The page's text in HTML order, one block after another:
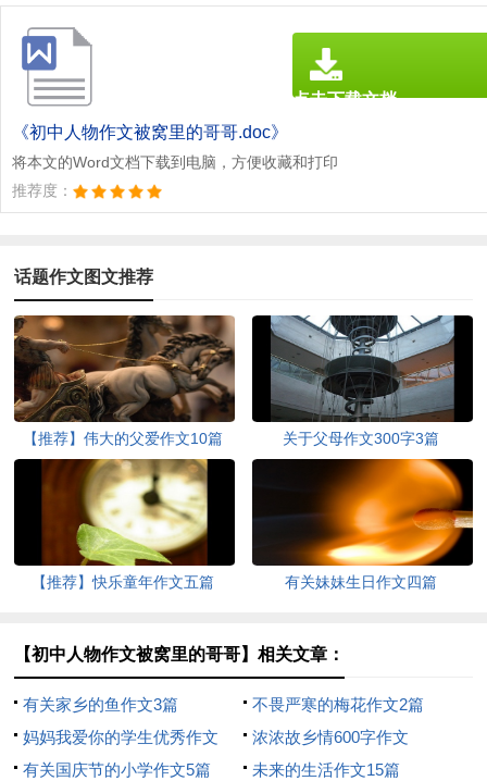
《初中人物作文被窝里的哥哥.doc》
将本文的Word文档下载到电脑，方便收藏和打印
推荐度：
点击下载文档
话题作文图文推荐
【推荐】伟大的父爱作文10篇 关于父母作文300字3篇
【推荐】快乐童年作文五篇 有关妹妹生日作文四篇
【初中人物作文被窝里的哥哥】相关文章：
有关家乡的鱼作文3篇
不畏严寒的梅花作文2篇
妈妈我爱你的学生优秀作文
浓浓故乡情600字作文
有关国庆节的小学作文5篇
未来的生活作文15篇